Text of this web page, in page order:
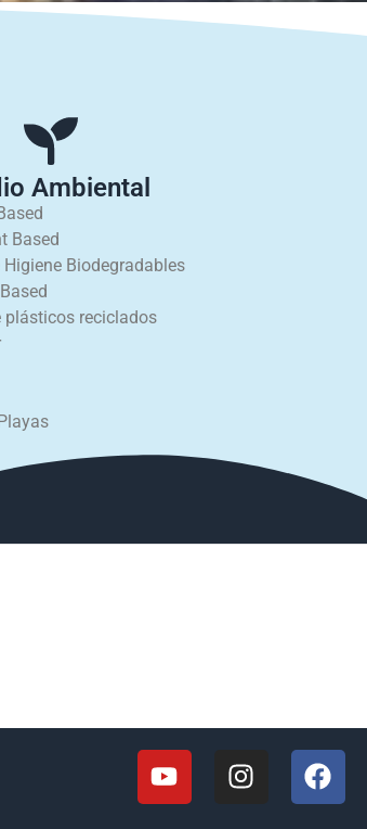
Ambiental
Based
Biodegradables
plásticos reciclados